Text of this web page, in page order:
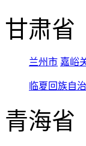
甘肃省
兰州市 嘉峪
临夏回族自
青海省